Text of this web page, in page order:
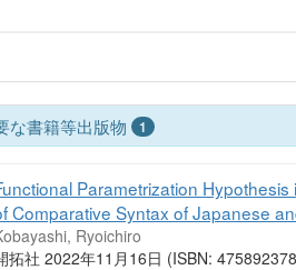
な書籍等出版物 1
Parametrization
Comparative Syntax of Japanese
Ryoichiro
拓社 2022年11月16日 (ISBN: